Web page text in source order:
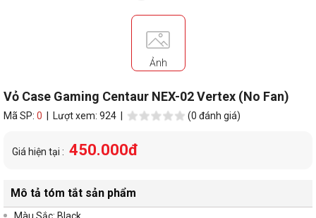
Ảnh
Vỏ Case Gaming Centaur NEX-02 Vertex (No Fan)
Mã SP: 0 | Lượt xem: 924 | (0 đánh giá)
Giá hiện tại : 450.000đ
Mô tả tóm tắt sản phẩm